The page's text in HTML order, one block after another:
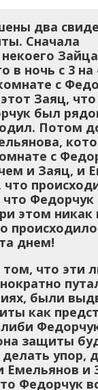
два
Сначала
в ночь с 3 на
с
Заяц,
был
Потом
с
и Заяц, и
что
этом никак
днем!
том, что эти
были
как
защиты
упор,
Емельянов и
Федорчук